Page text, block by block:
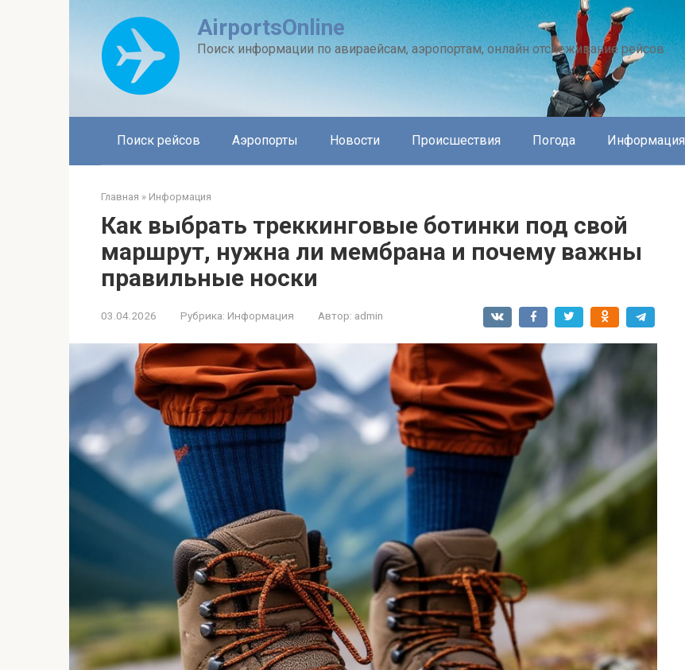
AirportsOnline
Поиск информации по авираейсам, аэропортам, онлайн отслеживание рейсов
Поиск рейсов Аэропорты Новости Происшествия Погода Информация
Главная » Информация
Как выбрать треккинговые ботинки под свой
маршрут, нужна ли мембрана и почему важны
правильные носки
03.04.2026 Рубрика: Информация Автор: admin